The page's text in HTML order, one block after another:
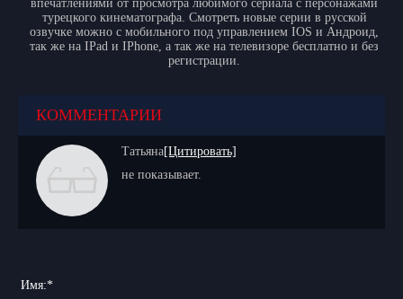
впечатлениями от просмотра любимого сериала с персонажами
турецкого кинематографа. Смотреть новые серии в русской
озвучке можно с мобильного под управлением IOS и Андроид,
так же на IPad и IPhone, а так же на телевизоре бесплатно и без
регистрации.
КОММЕНТАРИИ
Татьяна[Цитировать]
не показывает.
Имя:*